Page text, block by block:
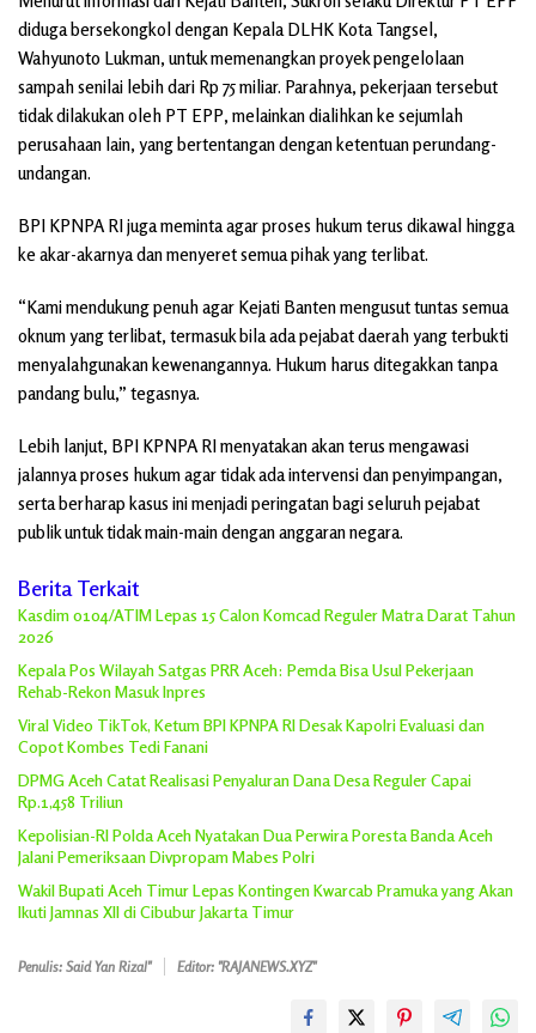
diduga bersekongkol dengan Kepala DLHK Kota Tangsel,
Wahyunoto Lukman, untuk memenangkan proyek pengelolaan
sampah senilai lebih dari Rp 75 miliar. Parahnya, pekerjaan tersebut
tidak dilakukan oleh PT EPP, melainkan dialihkan ke sejumlah
perusahaan lain, yang bertentangan dengan ketentuan perundang-
undangan.
BPI KPNPA RI juga meminta agar proses hukum terus dikawal hingga
ke akar-akarnya dan menyeret semua pihak yang terlibat.
“Kami mendukung penuh agar Kejati Banten mengusut tuntas semua
oknum yang terlibat, termasuk bila ada pejabat daerah yang terbukti
menyalahgunakan kewenangannya. Hukum harus ditegakkan tanpa
pandang bulu,” tegasnya.
Lebih lanjut, BPI KPNPA RI menyatakan akan terus mengawasi
jalannya proses hukum agar tidak ada intervensi dan penyimpangan,
serta berharap kasus ini menjadi peringatan bagi seluruh pejabat
publik untuk tidak main-main dengan anggaran negara.
Berita Terkait
Kasdim 0104/ATIM Lepas 15 Calon Komcad Reguler Matra Darat Tahun
2026
Kepala Pos Wilayah Satgas PRR Aceh: Pemda Bisa Usul Pekerjaan
Rehab-Rekon Masuk Inpres
Viral Video TikTok, Ketum BPI KPNPA RI Desak Kapolri Evaluasi dan
Copot Kombes Tedi Fanani
DPMG Aceh Catat Realisasi Penyaluran Dana Desa Reguler Capai
Rp.1,458 Triliun
Kepolisian-RI Polda Aceh Nyatakan Dua Perwira Poresta Banda Aceh
Jalani Pemeriksaan Divpropam Mabes Polri
Wakil Bupati Aceh Timur Lepas Kontingen Kwarcab Pramuka yang Akan
Ikuti Jamnas XII di Cibubur Jakarta Timur
Penulis: Said Yan Rizal" Editor: "RAJANEWS.XYZ"